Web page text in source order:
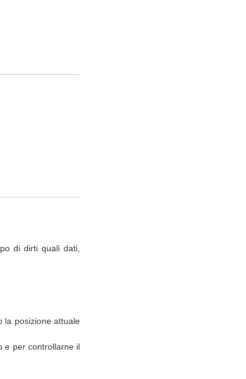
di dirti quali dati,
la posizione attuale
e per controllarne il